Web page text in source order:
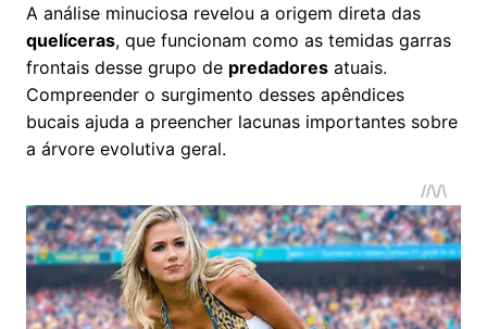
A análise minuciosa revelou a origem direta das
quelíceras, que funcionam como as temidas garras
frontais desse grupo de predadores atuais.
Compreender o surgimento desses apêndices
bucais ajuda a preencher lacunas importantes sobre
a árvore evolutiva geral.